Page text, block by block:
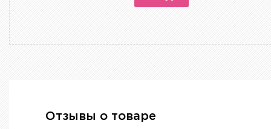
Отзывы о товаре